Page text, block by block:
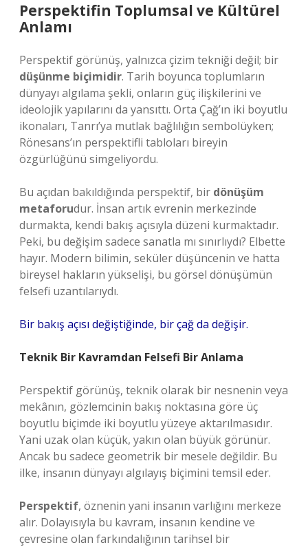
Perspektifin Toplumsal ve Kültürel
Anlamı
Perspektif görünüş, yalnızca çizim tekniği değil; bir
düşünme biçimidir. Tarih boyunca toplumların
dünyayı algılama şekli, onların güç ilişkilerini ve
ideolojik yapılarını da yansıttı. Orta Çağ’ın iki boyutlu
ikonaları, Tanrı’ya mutlak bağlılığın sembolüyken;
Rönesans’ın perspektifli tabloları bireyin
özgürlüğünü simgeliyordu.
Bu açıdan bakıldığında perspektif, bir dönüşüm
metaforudur. İnsan artık evrenin merkezinde
durmakta, kendi bakış açısıyla düzeni kurmaktadır.
Peki, bu değişim sadece sanatla mı sınırlıydı? Elbette
hayır. Modern bilimin, seküler düşüncenin ve hatta
bireysel hakların yükselişi, bu görsel dönüşümün
felsefi uzantılarıydı.
Bir bakış açısı değiştiğinde, bir çağ da değişir.
Teknik Bir Kavramdan Felsefi Bir Anlama
Perspektif görünüş, teknik olarak bir nesnenin veya
mekânın, gözlemcinin bakış noktasına göre üç
boyutlu biçimde iki boyutlu yüzeye aktarılmasıdır.
Yani uzak olan küçük, yakın olan büyük görünür.
Ancak bu sadece geometrik bir mesele değildir. Bu
ilke, insanın dünyayı algılayış biçimini temsil eder.
Perspektif, öznenin yani insanın varlığını merkeze
alır. Dolayısıyla bu kavram, insanın kendine ve
çevresine olan farkındalığının tarihsel bir